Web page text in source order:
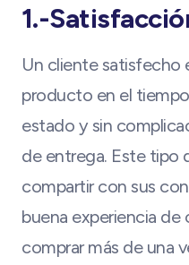
1.-
Un cliente satisfecho
producto en el
estado y sin
de entrega. Este tipo
compartir con sus
buena experiencia de
comprar más de una